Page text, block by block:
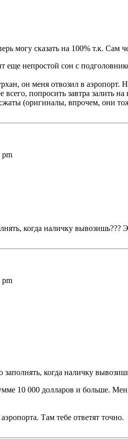
могу сказать на 100% т.к.
еще непростой сон с
он меня отвозил в
попросить завтра залить
(оригиналы, впрочем, они
когда наличку вывозишь???
pm
когда наличку
10 000 долларов и больше.
Там тебе ответят точно.